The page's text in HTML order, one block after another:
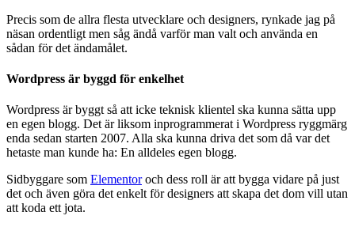
Precis som de allra flesta utvecklare och designers, rynkade jag på
näsan ordentligt men såg ändå varför man valt och använda en
sådan för det ändamålet.
Wordpress är byggd för enkelhet
Wordpress är byggt så att icke teknisk klientel ska kunna sätta upp
en egen blogg. Det är liksom inprogrammerat i Wordpress ryggmärg
enda sedan starten 2007. Alla ska kunna driva det som då var det
hetaste man kunde ha: En alldeles egen blogg.
Sidbyggare som Elementoroch dess roll är att bygga vidare på just
det och även göra det enkelt för designers att skapa det dom vill utan
att koda ett jota.